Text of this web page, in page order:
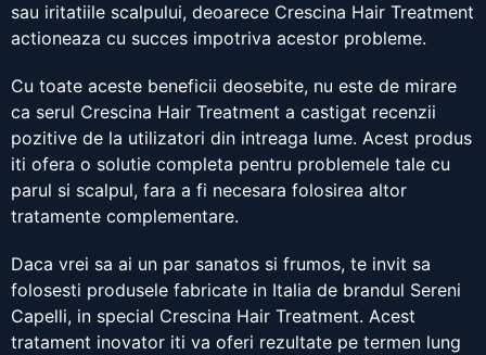
sau iritatiile scalpului, deoarece Crescina Hair Treatment
actioneaza cu succes impotriva acestor probleme.
Cu toate aceste beneficii deosebite, nu este de mirare
ca serul Crescina Hair Treatment a castigat recenzii
pozitive de la utilizatori din intreaga lume. Acest produs
iti ofera o solutie completa pentru problemele tale cu
parul si scalpul, fara a fi necesara folosirea altor
tratamente complementare.
Daca vrei sa ai un par sanatos si frumos, te invit sa
folosesti produsele fabricate in Italia de brandul Sereni
Capelli, in special Crescina Hair Treatment. Acest
tratament inovator iti va oferi rezultate pe termen lung